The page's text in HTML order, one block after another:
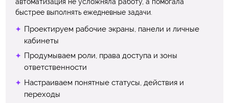
быстрее выполнять ежедневные задачи.
Проектируем рабочие экраны, панели и личные
кабинеты
Продумываем роли, права доступа и зоны
ответственности
Настраиваем понятные статусы, действия и
переходы